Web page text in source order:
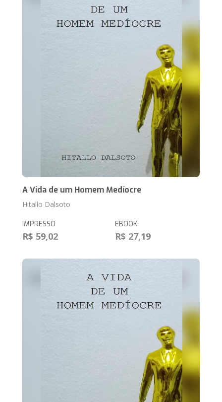
A Vida de um Homem Medíocre
Hitallo Dalsoto
IMPRESSO
R$ 59,02
EBOOK
R$ 27,19